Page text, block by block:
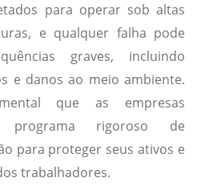
para operar sob altas
e qualquer falha pode
graves, incluindo
e danos ao meio ambiente.
que as empresas
programa rigoroso de
para proteger seus ativos e
trabalhadores.